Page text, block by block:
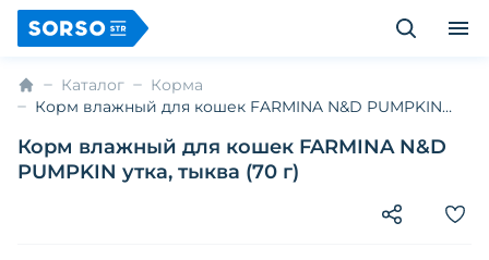
Каталог
Корма
Корм влажный для кошек FARMINA N&D PUMPKIN
Корм влажный для кошек FARMINA N&D
PUMPKIN утка, тыква (70 г)